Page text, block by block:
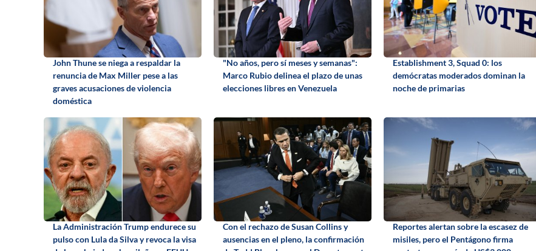
John Thune se niega a respaldar la
renuncia de Max Miller pese a las
graves acusaciones de violencia
doméstica
"No años, pero sí meses y semanas":
Marco Rubio delinea el plazo de unas
elecciones libres en Venezuela
Establishment 3, Squad 0: los
demócratas moderados dominan la
noche de primarias
La Administración Trump endurece su
pulso con Lula da Silva y revoca la visa
Con el rechazo de Susan Collins y
ausencias en el pleno, la confirmación
Reportes alertan sobre la escasez de
misiles, pero el Pentágono firma